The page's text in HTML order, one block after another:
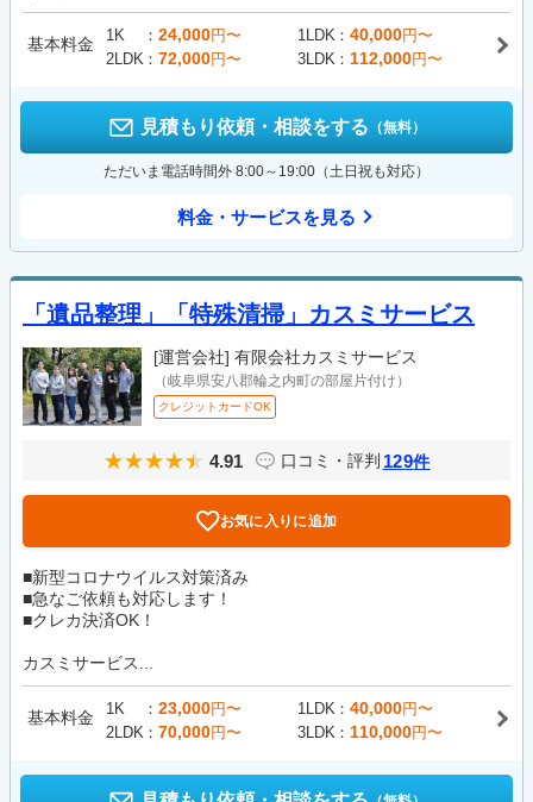
基本料金 1K 24,000円〜 1LDK 40,000円〜
2LDK
72,000円〜 3LDK 112,000円〜
見積もり依頼・相談をする （無料）
ただいま電話時間外 8:00～19:00（土日祝も対応）
料金・サービスを見る
「遺品整理」「特殊清掃」カスミサービス
[運営会社] 有限会社カスミサービス
（岐阜県安八郡輪之内町の部屋片付け）
クレジットカードOK
4.91 口コミ・評判 129件
お気に入りに追加
■新型コロナウイルス対策済み
■急なご依頼も対応します！
■クレカ決済OK！
カスミサービス...
基本料金 1K 23,000円〜 1LDK 40,000円〜
2LDK
70,000円〜 3LDK 110,000円〜